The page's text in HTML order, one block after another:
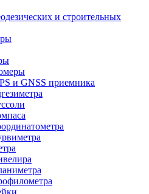
и строительных
и GNSS приемника